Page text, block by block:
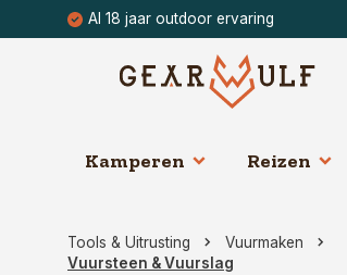
Al 18 jaar outdoor ervaring
Kamperen Reizen
Tools & Uitrusting
Vuurmaken
Vuursteen & Vuurslag